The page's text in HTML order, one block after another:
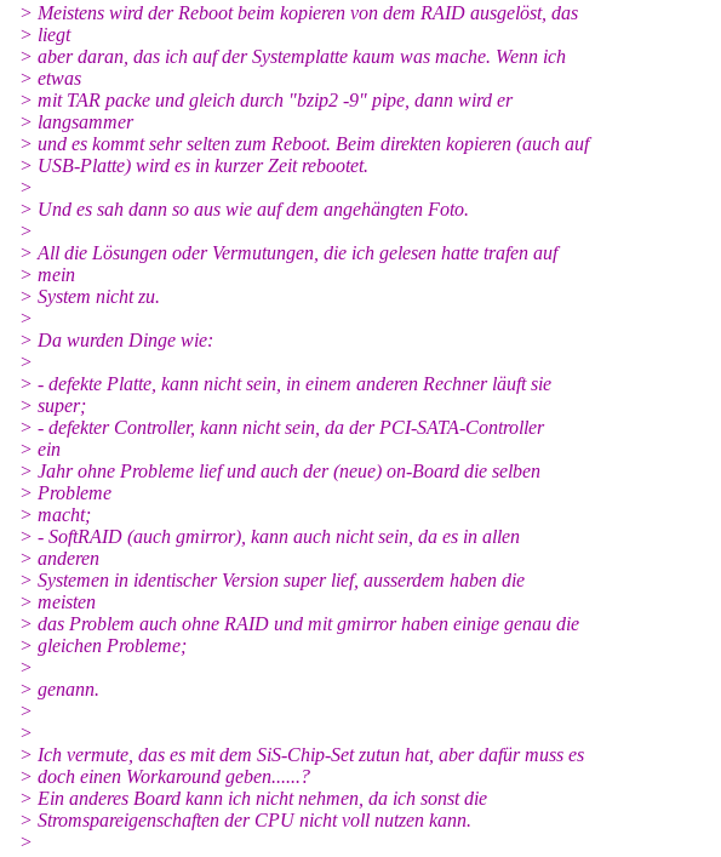
> Meistens wird der Reboot beim kopieren von dem RAID ausgelöst, das
> liegt
> aber daran, das ich auf der Systemplatte kaum was mache. Wenn ich
> etwas
> mit TAR packe und gleich durch "bzip2 -9" pipe, dann wird er
> langsammer
> und es kommt sehr selten zum Reboot. Beim direkten kopieren (auch auf
> USB-Platte) wird es in kurzer Zeit rebootet.
>
> Und es sah dann so aus wie auf dem angehängten Foto.
>
> All die Lösungen oder Vermutungen, die ich gelesen hatte trafen auf
> mein
> System nicht zu.
>
> Da wurden Dinge wie:
>
> - defekte Platte, kann nicht sein, in einem anderen Rechner läuft sie
> super;
> - defekter Controller, kann nicht sein, da der PCI-SATA-Controller
> ein
> Jahr ohne Probleme lief und auch der (neue) on-Board die selben
> Probleme
> macht;
> - SoftRAID (auch gmirror), kann auch nicht sein, da es in allen
> anderen
> Systemen in identischer Version super lief, ausserdem haben die
> meisten
> das Problem auch ohne RAID und mit gmirror haben einige genau die
> gleichen Probleme;
>
> genann.
>
>
> Ich vermute, das es mit dem SiS-Chip-Set zutun hat, aber dafür muss es
> doch einen Workaround geben......?
> Ein anderes Board kann ich nicht nehmen, da ich sonst die
> Stromspareigenschaften der CPU nicht voll nutzen kann.
>